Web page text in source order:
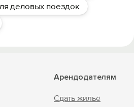
деловых поездок
Арендодателям
Сдать жильё